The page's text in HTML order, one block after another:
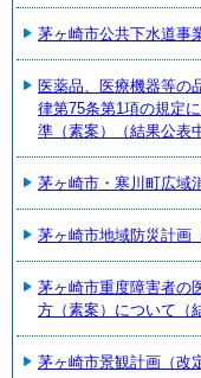
茅ヶ崎市公共下水道事
医薬品、医療機器等の
律第75条第1項の規定
準（素案）（結果公表
茅ヶ崎市・寒川町広域
茅ヶ崎市地域防災計画
茅ヶ崎市重度障害者の
方（素案）について（
茅ヶ崎市景観計画（改